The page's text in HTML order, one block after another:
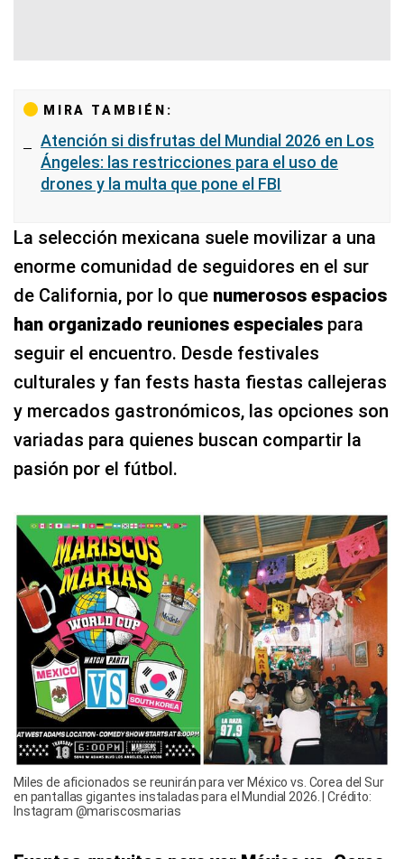
MIRA TAMBIÉN:
Atención si disfrutas del Mundial 2026 en Los
Ángeles: las restricciones para el uso de
drones y la multa que pone el FBI
La selección mexicana suele movilizar a una
enorme comunidad de seguidores en el sur
de California, por lo que numerosos espacios
han organizado reuniones especiales para
seguir el encuentro. Desde festivales
culturales y fan fests hasta fiestas callejeras
y mercados gastronómicos, las opciones son
variadas para quienes buscan compartir la
pasión por el fútbol.
Miles de aficionados se reunirán para ver México vs. Corea del Sur
en pantallas gigantes instaladas para el Mundial 2026. | Crédito:
Instagram @mariscosmarias